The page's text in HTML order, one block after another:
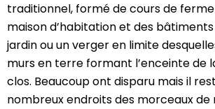
traditionnel, formé de cours de
maison d’habitation et des bâtiments
jardin ou un verger en limite
murs en terre formant l’enceinte de
clos. Beaucoup ont disparu mais il
nombreux endroits des morceaux de